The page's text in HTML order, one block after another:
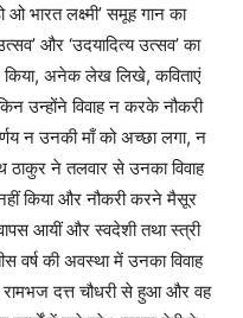
ओ भारत लक्ष्मी’ समूह गान का
और ‘उदयादित्य उत्सव’ का
किया, अनेक लेख लिखे, कविताएं
उन्होंने विवाह न करके नौकरी
न उनकी माँ को अच्छा लगा, न
ठाकुर ने तलवार से उनका विवाह
किया और नौकरी करने मैसूर
आयीं और स्वदेशी तथा स्त्री
वर्ष की अवस्था में उनका विवाह
रामभज दत्त चौधरी से हुआ और वह